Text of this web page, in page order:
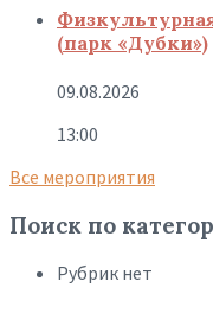
(парк «Дубки»)
09.08.2026
13:00
Все мероприятия
Поиск по
Рубрик нет